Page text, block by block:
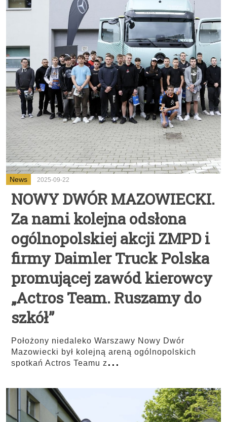
News 2025-09-22
NOWY DWÓR MAZOWIECKI.
Za nami kolejna odsłona
ogólnopolskiej akcji ZMPD i
firmy Daimler Truck Polska
promującej zawód kierowcy
„Actros Team. Ruszamy do
szkół”
Położony niedaleko Warszawy Nowy Dwór
Mazowiecki był kolejną areną ogólnopolskich
spotkań Actros Teamu z ...